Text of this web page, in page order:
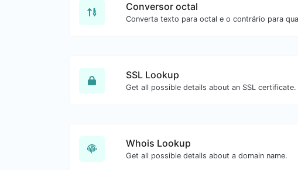
Conversor octal
SSL Lookup
Get all possible details about an SSL certificate.
Whois Lookup
Get all possible details about a domain name.